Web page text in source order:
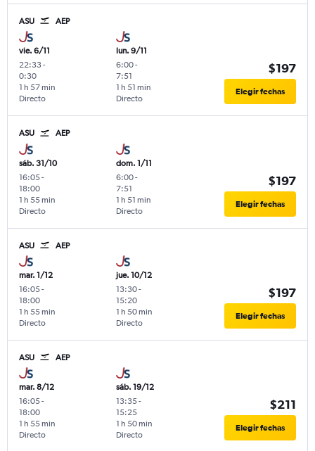
ASU AEP
vie. 6/11
22:33-
0:30
Directo
1 h 57 min
lun. 9/11
6:00-
7:51
Directo
1 h 51 min
$197
Elegir fechas
ASU AEP
sáb. 31/10
16:05-
18:00
Directo
1 h 55 min
dom. 1/11
6:00-
7:51
Directo
1 h 51 min
$197
Elegir fechas
ASU AEP
mar. 1/12
16:05-
18:00
Directo
1 h 55 min
jue. 10/12
13:30-
15:20
Directo
1 h 50 min
$197
Elegir fechas
ASU AEP
mar. 8/12
16:05-
18:00
Directo
1 h 55 min
sáb. 19/12
13:35-
15:25
Directo
1 h 50 min
$211
Elegir fechas